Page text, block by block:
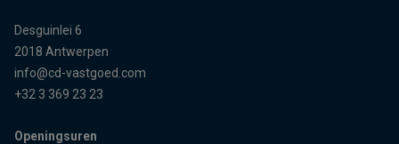
Desguinlei 6
2018 Antwerpen
info@cd-vastgoed.com
+32 3 369 23 23
Openingsuren